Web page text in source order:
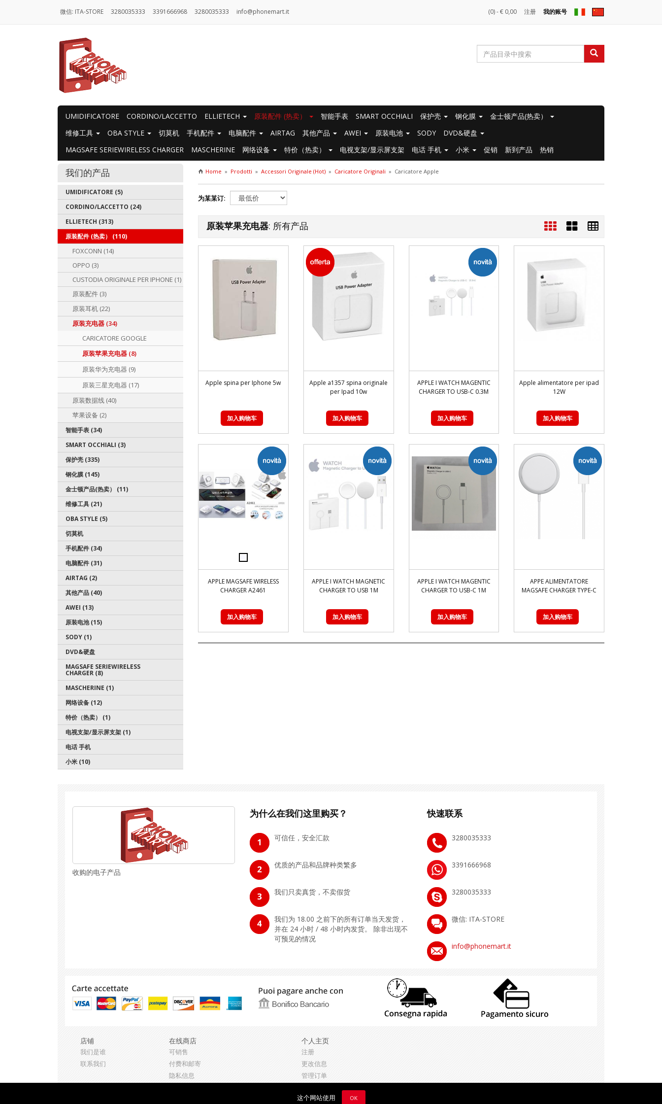
PHONE微信: ITA-STORE 3280035333 3391666968 3280035333 info@phonemart.it (0) - € 0,00 注册 我的账号
UMIDIFICATORE CORDINO/LACCETTO ELLIETECH 原装配件 (热卖） 智能手表 SMART OCCHIALI 保护壳 钢化膜
金士顿产品(热卖）
维修工具
OBA STYLE 切莫机 手机配件 电脑配件 AIRTAG 其他产品 AWEI 原装电池 SODY
DVD&硬盘
MAGSAFE SERIEWIRELESS CHARGER
MASCHERINE 网络设备 特价（热卖） 电视支架/显示屏支架 电话 手机 小米 促销 新到产品 热销
我们的产品
UMIDIFICATORE (5)
CORDINO/LACCETTO (24)
ELLIETECH (313)
原装配件 (热卖） (110)
FOXCONN (14)
OPPO (3)
CUSTODIA ORIGINALE PER IPHONE (1)
原装配件 (3)
原装耳机 (22)
原装充电器 (34)
CARICATORE GOOGLE
原装苹果充电器 (8)
原装华为充电器 (9)
原装三星充电器 (17)
原装数据线 (40)
苹果设备 (2)
智能手表 (34)
SMART OCCHIALI (3)
保护壳 (335)
钢化膜 (145)
金士顿产品(热卖） (11)
维修工具 (21)
OBA STYLE (5)
切莫机
手机配件 (34)
电脑配件 (31)
AIRTAG (2)
其他产品 (40)
AWEI (13)
原装电池 (15)
SODY (1)
DVD&硬盘
MAGSAFE SERIEWIRELESS
CHARGER (8)
MASCHERINE (1)
网络设备 (12)
特价（热卖） (1)
电视支架/显示屏支架 (1)
电话 手机
小米 (10)
Home » Prodotti » Accessori Originale (Hot) » Caricatore Originali » Caricatore Apple
为某某订:
原装苹果充电器: 所有产品
Apple spina per Iphone 5w
加入购物车
Apple a1357 spina originale
per Ipad 10w
加入购物车
APPLE I WATCH MAGENTIC
CHARGER TO USB-C 0.3M
加入购物车
Apple alimentatore per ipad
12W
加入购物车
APPLE MAGSAFE WIRELESS
CHARGER A2461
加入购物车
APPLE I WATCH MAGNETIC
CHARGER TO USB 1M
加入购物车
APPLE I WATCH MAGENTIC
CHARGER TO USB-C 1M
加入购物车
APPE ALIMENTATORE
MAGSAFE CHARGER TYPE-C
加入购物车
收购的电子产品
为什么在我们这里购买？
可信任，安全汇款
优质的产品和品牌种类繁多
我们只卖真货，不卖假货
我们为 18.00 之前下的所有订单当天发货，
并在 24 小时 / 48 小时内发货。 除非出现不
可预见的情况
快速联系
3280035333
3391666968
3280035333
微信: ITA-STORE
info@phonemart.it
导
航
站
店铺
我们是谁
联系我们
在线商店
可销售
付费和邮寄
隐私信息
个人主页
注册
更改信息
管理订单
这个网站使用 OK